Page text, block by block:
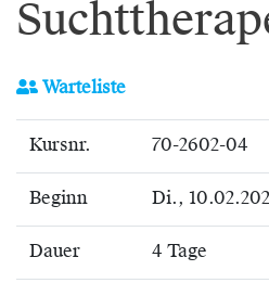
Warteliste
Kursnr. 70-2602-04
Beginn Di.,
Dauer 4 Tage